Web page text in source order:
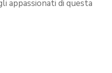
appassionati di questa